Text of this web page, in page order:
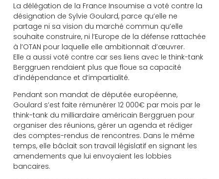
La délégation de la France Insoumise a voté contre la
désignation de Sylvie Goulard, parce qu’elle ne
partage ni sa vision du marché commun qu’elle
souhaite construire, ni l’Europe de la défense rattachée
à l’OTAN pour laquelle elle ambitionnait d’œuvrer.
Elle a aussi voté contre car ses liens avec le think-tank
Berggruen rendaient plus que floue sa capacité
d’indépendance et d’impartialité.
Pendant son mandat de députée européenne,
Goulard s’est faite rémunérer 12 000€ par mois par le
think-tank du milliardaire américain Berggruen pour
organiser des réunions, gérer un agenda et rédiger
des comptes-rendus de rencontres. Dans le même
temps, elle bâclait son travail législatif en signant les
amendements que lui envoyaient les lobbies
bancaires.